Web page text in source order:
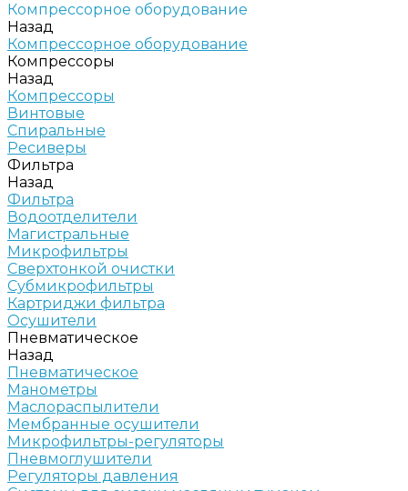
Компрессорное оборудование
Назад
Компрессорное оборудование
Компрессоры
Назад
Компрессоры
Винтовые
Спиральные
Ресиверы
Фильтра
Назад
Фильтра
Водоотделители
Магистральные
Микрофильтры
Сверхтонкой очистки
Субмикрофильтры
Картриджи фильтра
Осушители
Пневматическое
Назад
Пневматическое
Манометры
Маслораспылители
Мембранные осушители
Микрофильтры-регуляторы
Пневмоглушители
Регуляторы давления